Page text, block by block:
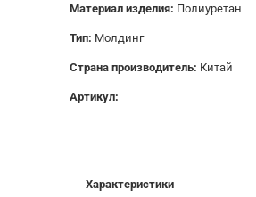
Материал изделия: Полиуретан
Тип: Молдинг
Страна производитель: Китай
Артикул:
Характеристики